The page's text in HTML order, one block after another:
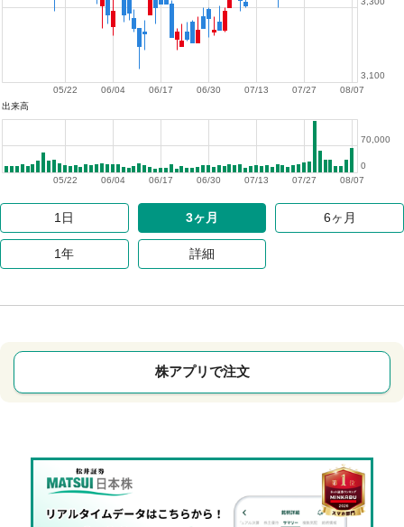
08/07
07/27
07/13
06/30
06/17
06/04
05/22
3,100
出来高
08/07
07/27
07/13
06/30
06/17
06/04
05/22
0
70,000
1日 3ヶ月 6ヶ月
1年 詳細
株アプリで注文